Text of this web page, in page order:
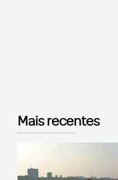
Mais recentes